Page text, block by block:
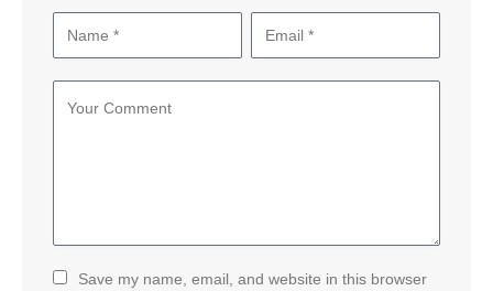
Save my name, email, and website in this browser